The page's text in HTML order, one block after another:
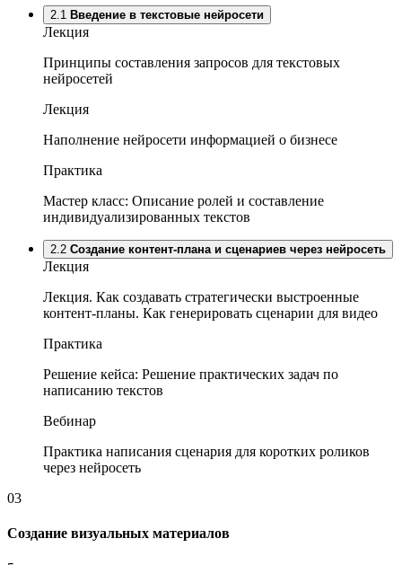
2.1 Введение в текстовые нейросети
Лекция
Принципы составления запросов для текстовых
нейросетей
Лекция
Наполнение нейросети информацией о бизнесе
Практика
Мастер класс: Описание ролей и составление
индивидуализированных текстов
2.2 Создание контент-плана и сценариев через нейросеть
Лекция
Лекция. Как создавать стратегически выстроенные
контент-планы. Как генерировать сценарии для видео
Практика
Решение кейса: Решение практических задач по
написанию текстов
Вебинар
Практика написания сценария для коротких роликов
через нейросеть
03
Создание визуальных материалов